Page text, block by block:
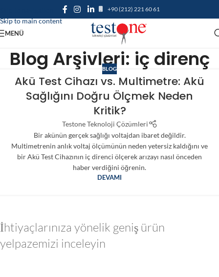
Skip to main content
+90 (212) 221 60 61
MENÜ
Blog Arşivleri: iç direnç
BLOG
Akü Test Cihazı vs. Multimetre: Akü
Sağlığını Doğru Ölçmek Neden
Kritik?
Testone Teknoloji Çözümleri
Bir akünün gerçek sağlığı voltajdan ibaret değildir.
Multimetrenin anlık voltaj ölçümünün neden yetersiz kaldığını ve
bir Akü Test Cihazının iç direnci ölçerek arızayı nasıl önceden
haber verdiğini öğrenin.
DEVAMI
İhtiyaçlarınıza yönelik geniş ürün
yelpazemizi inceleyin